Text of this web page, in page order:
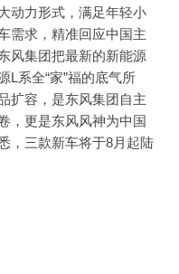
动力形式，满足年轻小
需求，精准回应中国主
风集团把最新的新能源
L系全“家”福的底气所
扩容，是东风集团自主
，更是东风风神为中国
，三款新车将于8月起陆